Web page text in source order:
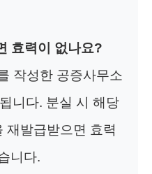
효력이 없나요?
작성한 공증사무소
니다. 분실 시 해당
재발급받으면 효력
니다.